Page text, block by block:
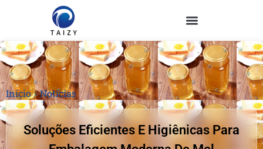
Início»Notícias
Soluções Eficientes E Higiênicas Para